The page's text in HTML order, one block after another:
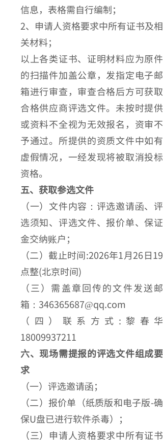
信息，表格需自行编制；
2、申请人资格要求中所有证书及相
关材料；
以上各类证书、证明材料应为原件
的扫描件加盖公章，发指定电子邮
箱进行审查，审查合格后方可获取
合格供应商评选文件。未按时提供
或资料不全视为无效报名，资审不
予通过。所提供的资质文件中如有
虚假情况，一经发现将被取消投标
资格。
五、获取参选文件
（一）文件内容：评选邀请函、评
选须知、评选文件、报价单、保证
金交纳账户；
（二）截止时间:2026年1月26日19
点整(北京时间)
（三）需盖章回传的文件发送邮
箱：346365687@qq.com
（四）联系方式:黎春华
18009937211
六、现场需提报的评选文件组成要
求
（一）评选邀请函；
（二）报价单（纸质版和电子版-确
保U盘已进行软件杀毒）；
（三）申请人资格要求中所有证书